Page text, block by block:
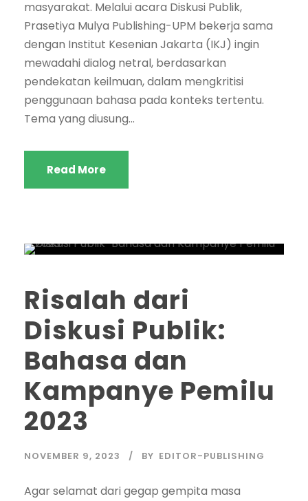
masyarakat. Melalui acara Diskusi Publik,
Prasetiya Mulya Publishing-UPM bekerja sama
dengan Institut Kesenian Jakarta (IKJ) ingin
mewadahi dialog netral, berdasarkan
pendekatan keilmuan, dalam mengkritisi
penggunaan bahasa pada konteks tertentu.
Tema yang diusung...
Read More
Risalah dari
Diskusi Publik:
Bahasa dan
Kampanye Pemilu
2023
NOVEMBER 9, 2023 BY EDITOR-PUBLISHING
Agar selamat dari gegap gempita masa